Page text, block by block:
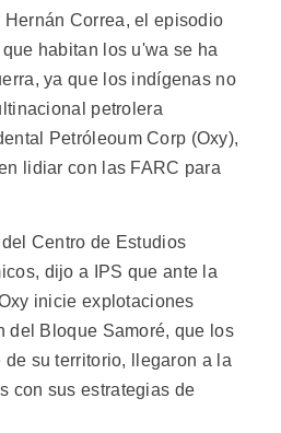
Correa, el episodio
habitan los u'wa se ha
ya que los indígenas no
petrolera
Petróleoum Corp (Oxy),
lidiar con las FARC para
Centro de Estudios
dijo a IPS que ante la
inicie explotaciones
del Bloque Samoré, que los
su territorio, llegaron a la
con sus estrategias de